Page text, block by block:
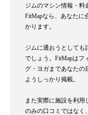
ジムのマシン情報・料
FitMapなら、あなたに
かります。
ジムに通おうとしても
でしょう。FitMapはフ
グ・ヨガまであなたの
ようしっかり掲載。
また実際に施設を利
のみの口コミではなく